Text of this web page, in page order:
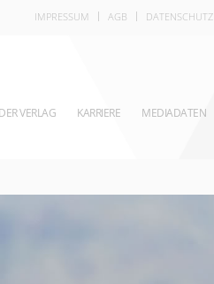
IMPRESSUM AGB DATENSCHUTZ
VERLAG KARRIERE MEDIADATEN